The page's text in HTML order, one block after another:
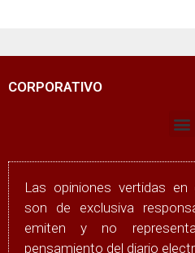
CORPORATIVO
Las opiniones vertidas
son de exclusiva
emiten y no
pensamiento del diario